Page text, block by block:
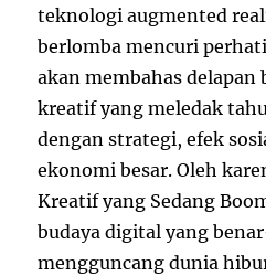
teknologi augmented
berlomba mencuri
akan membahas
kreatif yang meledak
dengan strategi, efek
ekonomi besar. Oleh
Kreatif yang Sedang
budaya digital yang
mengguncang dunia